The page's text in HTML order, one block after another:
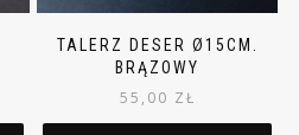
TALERZ DESER Ø15CM.
BRĄZOWY
55,00 ZŁ